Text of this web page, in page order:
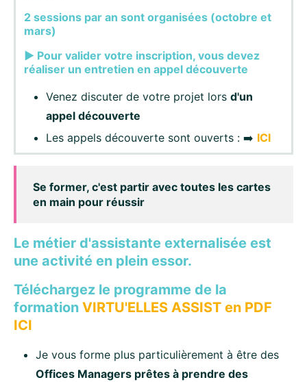
2 sessions par an sont organisées (octobre et
mars)
▶️ Pour valider votre inscription, vous devez
réaliser un entretien en appel découverte
Venez discuter de votre projet lors d'un
appel découverte
Les appels découverte sont ouverts : ➡️ ICI
Se former, c'est partir avec toutes les cartes
en main pour réussir
Le métier d'assistante externalisée est
une activité en plein essor.
Téléchargez le programme de la
formation VIRTU'ELLES ASSIST en PDF
ICI
Je vous forme plus particulièrement à être des
Offices Managers prêtes à prendre des